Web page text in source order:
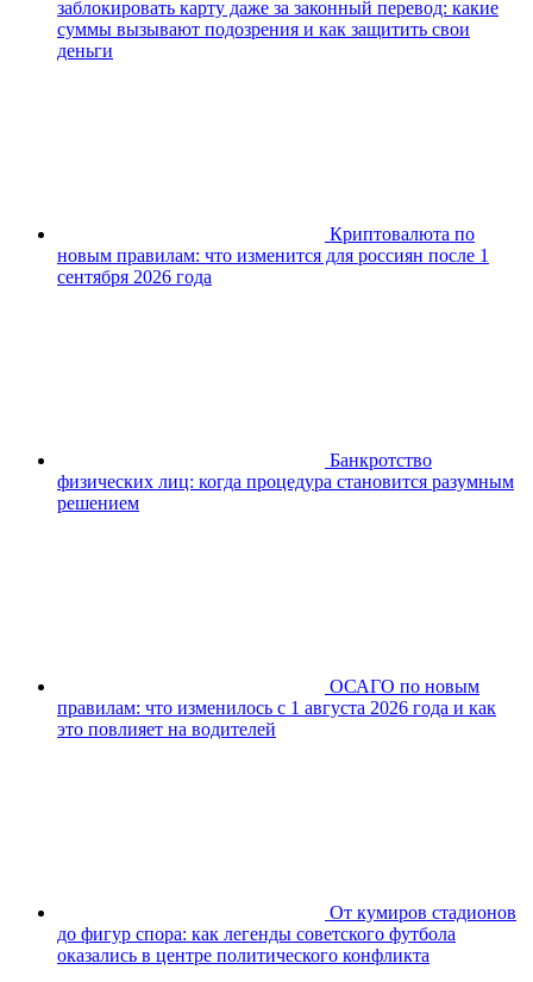
заблокировать карту даже за законный перевод: какие
суммы вызывают подозрения и как защитить свои
деньги
Криптовалюта по
новым правилам: что изменится для россиян после 1
сентября 2026 года
Банкротство
физических лиц: когда процедура становится разумным
решением
ОСАГО по новым
правилам: что изменилось с 1 августа 2026 года и как
это повлияет на водителей
От кумиров стадионов
до фигур спора: как легенды советского футбола
оказались в центре политического конфликта